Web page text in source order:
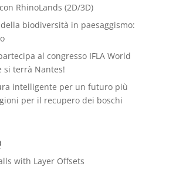
RhinoLands (2D/3D)
biodiversità in paesaggismo:
al congresso IFLA World
si terrà Nantes!
intelligente per un futuro più
per il recupero dei boschi
with Layer Offsets